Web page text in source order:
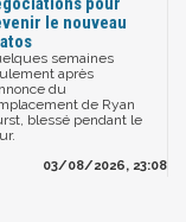
le nouveau
semaines
après
du
de Ryan
blessé pendant le
03/08/2026, 23:08